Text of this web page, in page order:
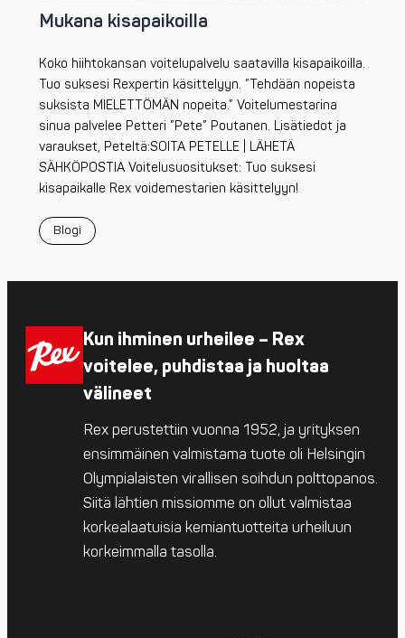
Mukana kisapaikoilla
Koko hiihtokansan voitelupalvelu saatavilla kisapaikoilla.
Tuo suksesi Rexpertin käsittelyyn. ”Tehdään nopeista
suksista MIELETTÖMÄN nopeita.” Voitelumestarina
sinua palvelee Petteri ”Pete” Poutanen. Lisätiedot ja
varaukset, Peteltä:SOITA PETELLE | LÄHETÄ
SÄHKÖPOSTIA Voitelusuositukset: Tuo suksesi
kisapaikalle Rex voidemestarien käsittelyyn!
Blogi
Kun ihminen urheilee – Rex
voitelee, puhdistaa ja huoltaa
välineet
Rex perustettiin vuonna 1952, ja yrityksen
ensimmäinen valmistama tuote oli Helsingin
Olympialaisten virallisen soihdun polttopanos.
Siitä lähtien missiomme on ollut valmistaa
korkealaatuisia kemiantuotteita urheiluun
korkeimmalla tasolla.